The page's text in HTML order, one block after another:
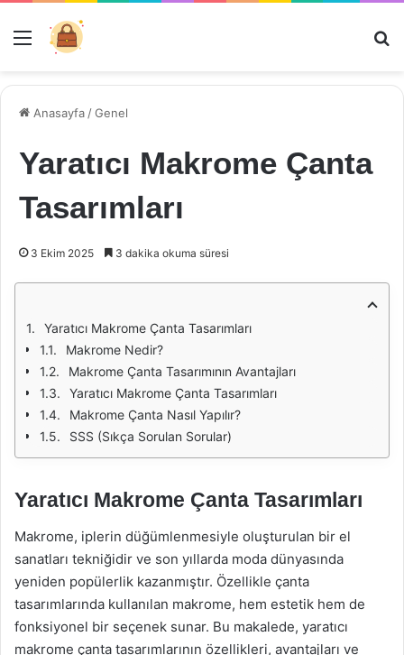
Menü
Anasayfa /Genel
Yaratıcı Makrome Çanta
Tasarımları
3 Ekim 2025 3 dakika okuma süresi
Yaratıcı Makrome Çanta Tasarımları
Makrome Nedir?
Makrome Çanta Tasarımının Avantajları
Yaratıcı Makrome Çanta Tasarımları
Makrome Çanta Nasıl Yapılır?
SSS (Sıkça Sorulan Sorular)
Yaratıcı Makrome Çanta Tasarımları
Makrome, iplerin düğümlenmesiyle oluşturulan bir el
sanatları tekniğidir ve son yıllarda moda dünyasında
yeniden popülerlik kazanmıştır. Özellikle çanta
tasarımlarında kullanılan makrome, hem estetik hem de
fonksiyonel bir seçenek sunar. Bu makalede, yaratıcı
makrome çanta tasarımlarının özellikleri, avantajları ve